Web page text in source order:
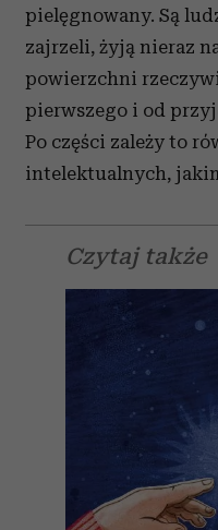
pielęgnowany. Są
zajrzeli, żyją nieraz
powierzchni
pierwszego i od
Po części zależy to
intelektualnych,
Czytaj także